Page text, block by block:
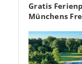
Gratis
Münchens